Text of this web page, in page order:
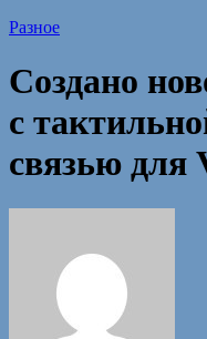
Разное
Создано
с
связью для